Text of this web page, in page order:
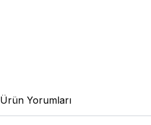
Ürün Yorumları